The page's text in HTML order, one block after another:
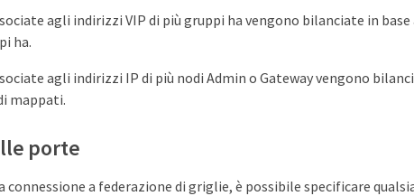
agli indirizzi VIP di più gruppi ha vengono bilanciate in
ha.
agli indirizzi IP di più nodi Admin o Gateway vengono
mappati.
porte
connessione a federazione di griglie, è possibile specificare